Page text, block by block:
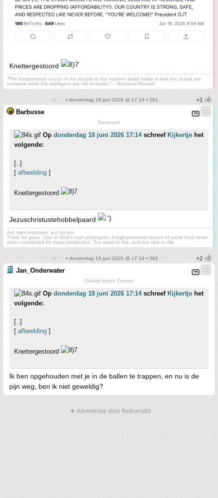
Knettergestoord
“The fundamental cause of the trouble in the modern world today is that the stupid are
cocksure while the intelligent are full of doubt.”— Bertrand Russell
• donderdag 18 juni 2026 @ 17:24 • 261
Barbusse
Geneuzel
Op donderdag 18 juni 2026 17:14schreef Kijkertje het
volgende:
[..]
[ afbeelding ]
Knettergestoord
Jezuschristustehobbelpaard
Aut viam inveniam, aut faciam
There he goes. One of God's own prototypes. A high-powered mutant of some kind never
even considered for mass production. Too weird to live, and too rare to die.
• donderdag 18 juni 2026 @ 17:24 • 262
Jan_Onderwater
Culinair tegen Corona
Op donderdag 18 juni 2026 17:14schreef Kijkertje het
volgende:
[..]
[ afbeelding ]
Knettergestoord
Ik ben opgehouden met je in de ballen te trappen, en nu is de
pijn weg, ben ik niet geweldig?
▼ Advertentie door Refinery89